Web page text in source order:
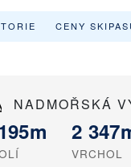
CENY
NADMOŘSKÁ
2
VRCHOL